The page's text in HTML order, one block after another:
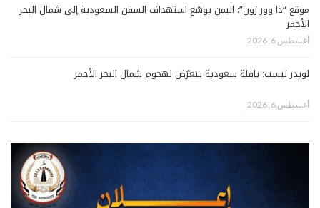
موقع “ذا وور زون”: اليمن يوسّع استهداف السفن السعودية إلى شمال البحر
الأحمر
أغسطس 6, 2026
لويدز ليست: ناقلة سعودية تتعرّض لهجوم شمال البحر الأحمر
أغسطس 6, 2026